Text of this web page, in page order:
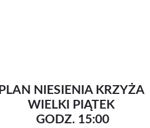
PLAN NIESIENIA KRZYŻA
WIELKI PIĄTEK
GODZ. 15:00